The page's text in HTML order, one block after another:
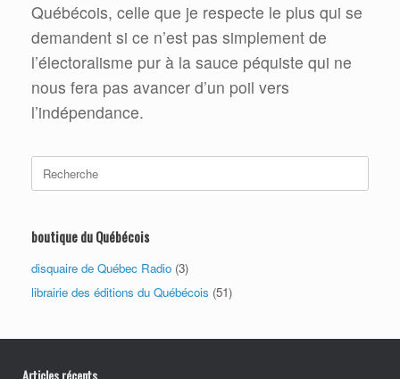
Québécois, celle que je respecte le plus qui se
demandent si ce n’est pas simplement de
l’électoralisme pur à la sauce péquiste qui ne
nous fera pas avancer d’un poil vers
l’indépendance.
Search
for:
boutique du Québécois
disquaire de Québec Radio (3)
librairie des éditions du Québécois (51)
Articles récents